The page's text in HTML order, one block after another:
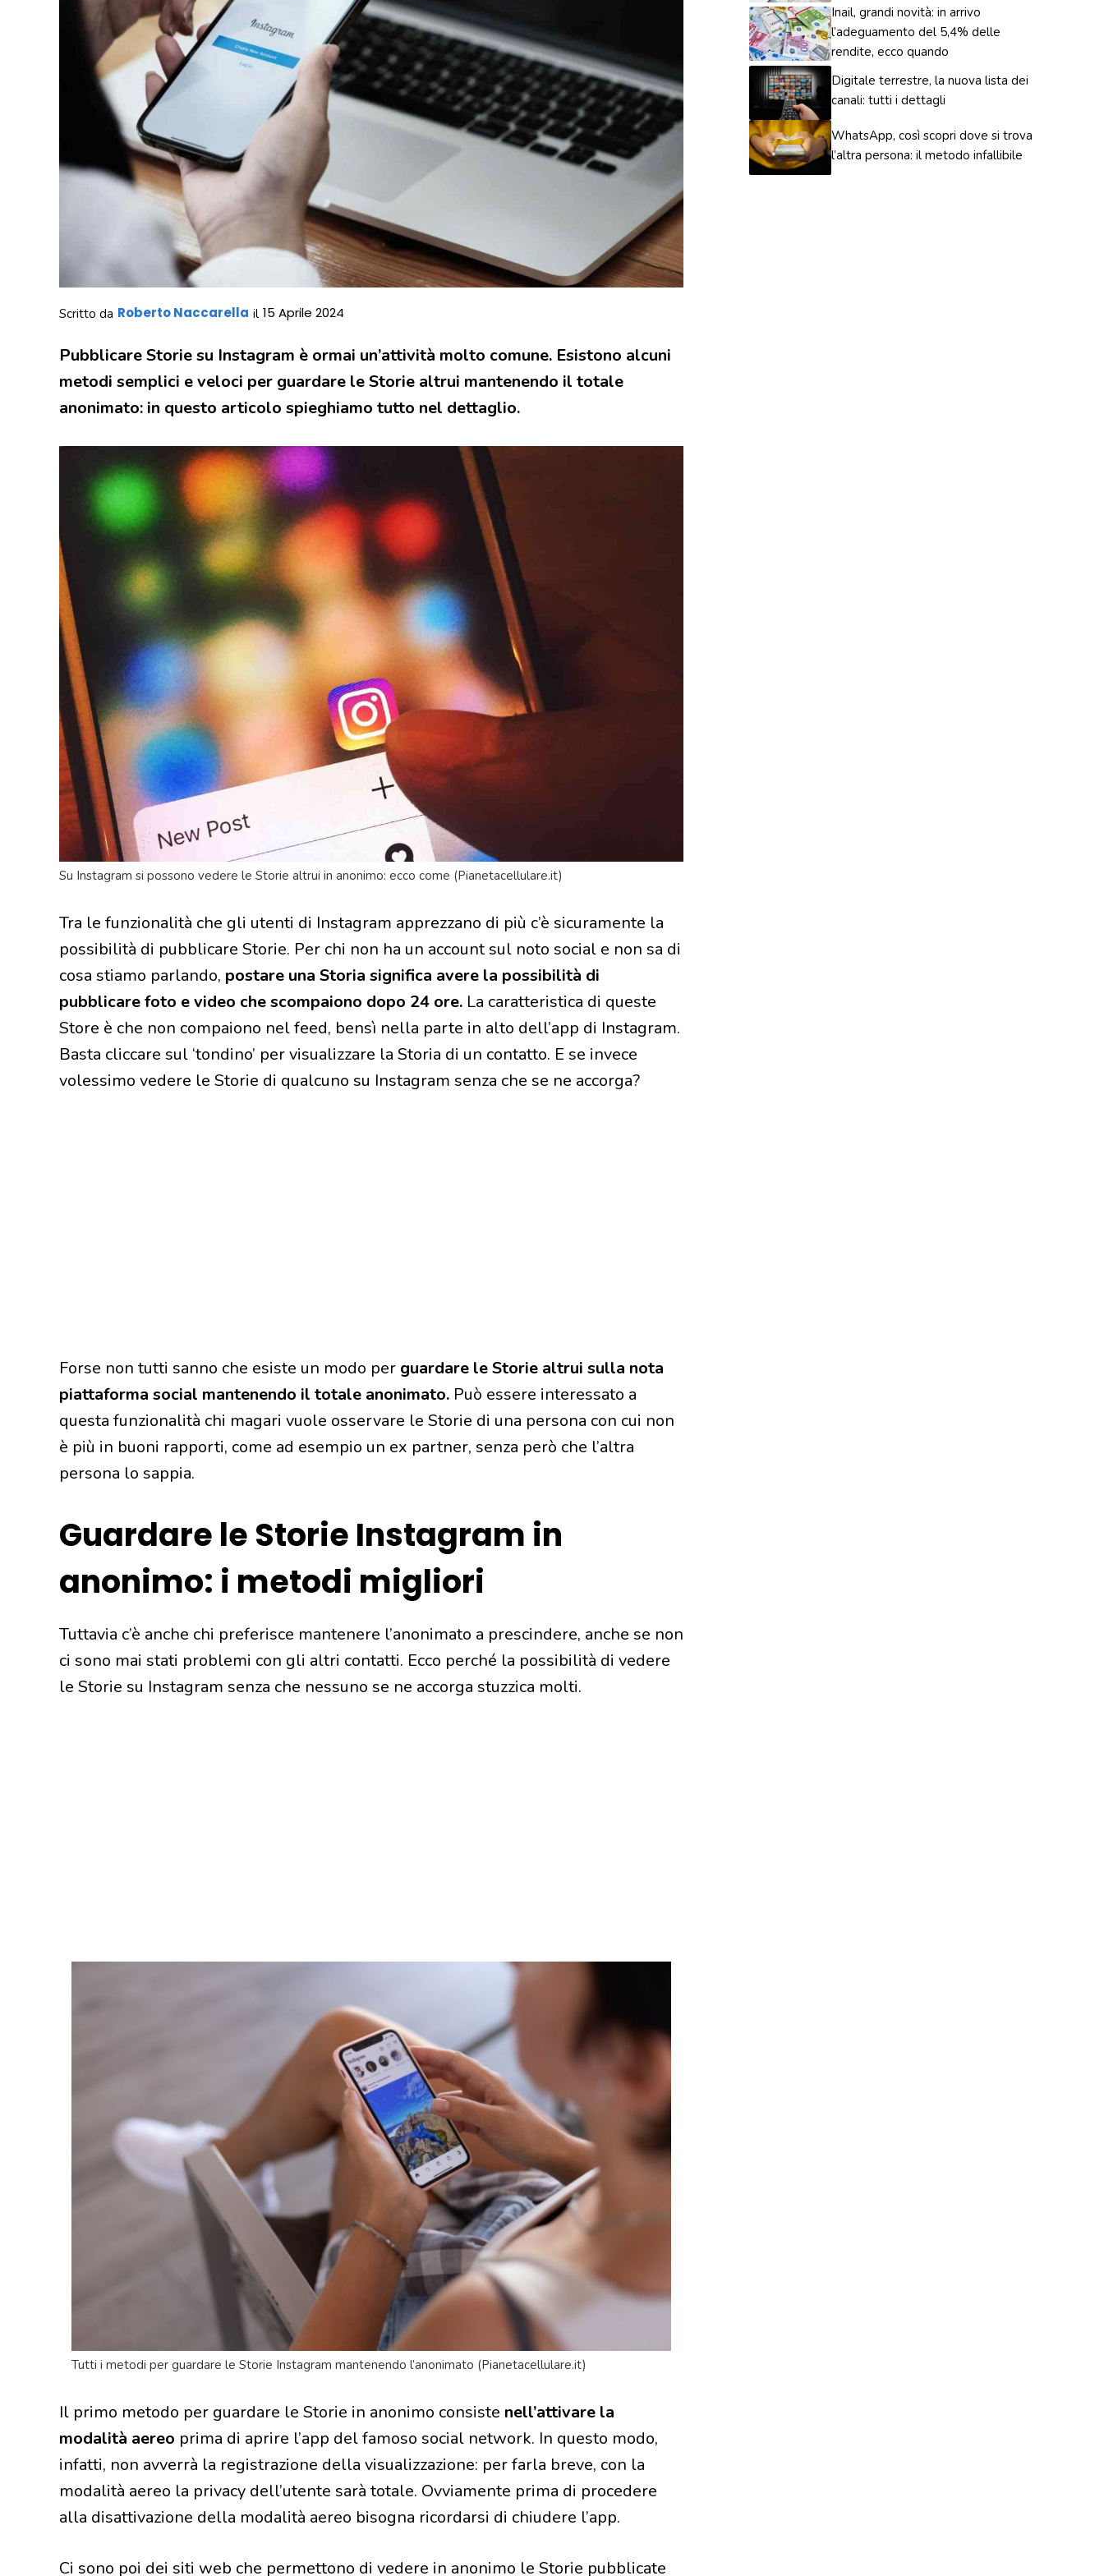
Scritto da Roberto Naccarella il 15 Aprile 2024
Pubblicare Storie su Instagram è ormai un’attività molto comune. Esistono alcuni
metodi semplici e veloci per guardare le Storie altrui mantenendo il totale
anonimato: in questo articolo spieghiamo tutto nel dettaglio.
Su Instagram si possono vedere le Storie altrui in anonimo: ecco come (Pianetacellulare.it)
Tra le funzionalità che gli utenti di Instagram apprezzano di più c’è sicuramente la
possibilità di pubblicare Storie. Per chi non ha un account sul noto social e non sa di
cosa stiamo parlando, postare una Storia significa avere la possibilità di
pubblicare foto e video che scompaiono dopo 24 ore. La caratteristica di queste
Store è che non compaiono nel feed, bensì nella parte in alto dell’app di Instagram.
Basta cliccare sul ‘tondino’ per visualizzare la Storia di un contatto. E se invece
volessimo vedere le Storie di qualcuno su Instagram senza che se ne accorga?
Forse non tutti sanno che esiste un modo per guardare le Storie altrui sulla nota
piattaforma social mantenendo il totale anonimato. Può essere interessato a
questa funzionalità chi magari vuole osservare le Storie di una persona con cui non
è più in buoni rapporti, come ad esempio un ex partner, senza però che l’altra
persona lo sappia.
Guardare le Storie Instagram in
anonimo: i metodi migliori
Tuttavia c’è anche chi preferisce mantenere l’anonimato a prescindere, anche se non
ci sono mai stati problemi con gli altri contatti. Ecco perché la possibilità di vedere
le Storie su Instagram senza che nessuno se ne accorga stuzzica molti.
Tutti i metodi per guardare le Storie Instagram mantenendo l’anonimato (Pianetacellulare.it)
Il primo metodo per guardare le Storie in anonimo consiste nell’attivare la
modalità aereo prima di aprire l’app del famoso social network. In questo modo,
infatti, non avverrà la registrazione della visualizzazione: per farla breve, con la
modalità aereo la privacy dell’utente sarà totale. Ovviamente prima di procedere
alla disattivazione della modalità aereo bisogna ricordarsi di chiudere l’app.
Ci sono poi dei siti web che permettono di vedere in anonimo le Storie pubblicate
Inail, grandi novità: in arrivo
l’adeguamento del 5,4% delle
rendite, ecco quando
Digitale terrestre, la nuova lista dei
canali: tutti i dettagli
WhatsApp, così scopri dove si trova
l’altra persona: il metodo infallibile